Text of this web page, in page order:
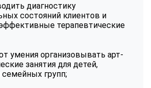
диагностику
состояний клиентов и
терапевтические
умения организовывать арт-
занятия для детей,
групп;